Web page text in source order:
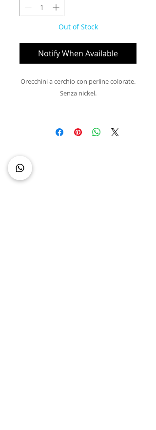
Out of Stock
Notify When Available
Orecchini a cerchio con perline colorate.
Senza nickel.